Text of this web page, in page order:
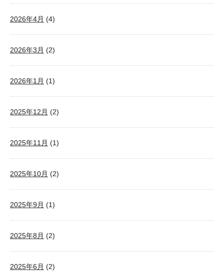
2026年4月 (4)
2026年3月 (2)
2026年1月 (1)
2025年12月 (2)
2025年11月 (1)
2025年10月 (2)
2025年9月 (1)
2025年8月 (2)
2025年6月 (2)